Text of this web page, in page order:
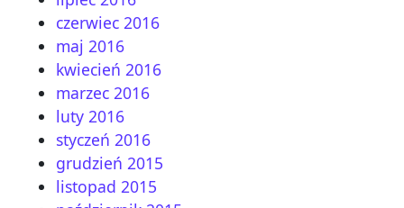
czerwiec 2016
maj 2016
kwiecień 2016
marzec 2016
luty 2016
styczeń 2016
grudzień 2015
listopad 2015